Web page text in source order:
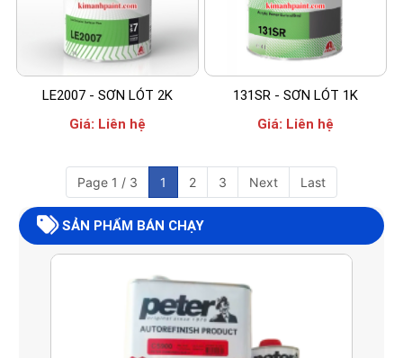
SẢN PHẨM BÁN CHẠY
LE2007 - SƠN LÓT 2K
Giá: Liên hệ
131SR - SƠN LÓT 1K
Giá: Liên hệ
Page 1 / 3 1 2 3 Next Last